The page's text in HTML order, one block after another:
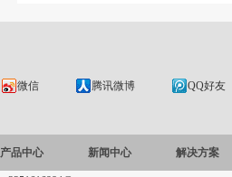
微信 腾讯微博 QQ好友
产品中心 新闻中心 解决方案